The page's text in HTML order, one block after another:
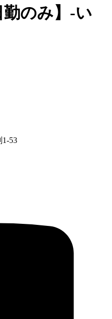
勤のみ】-い
53